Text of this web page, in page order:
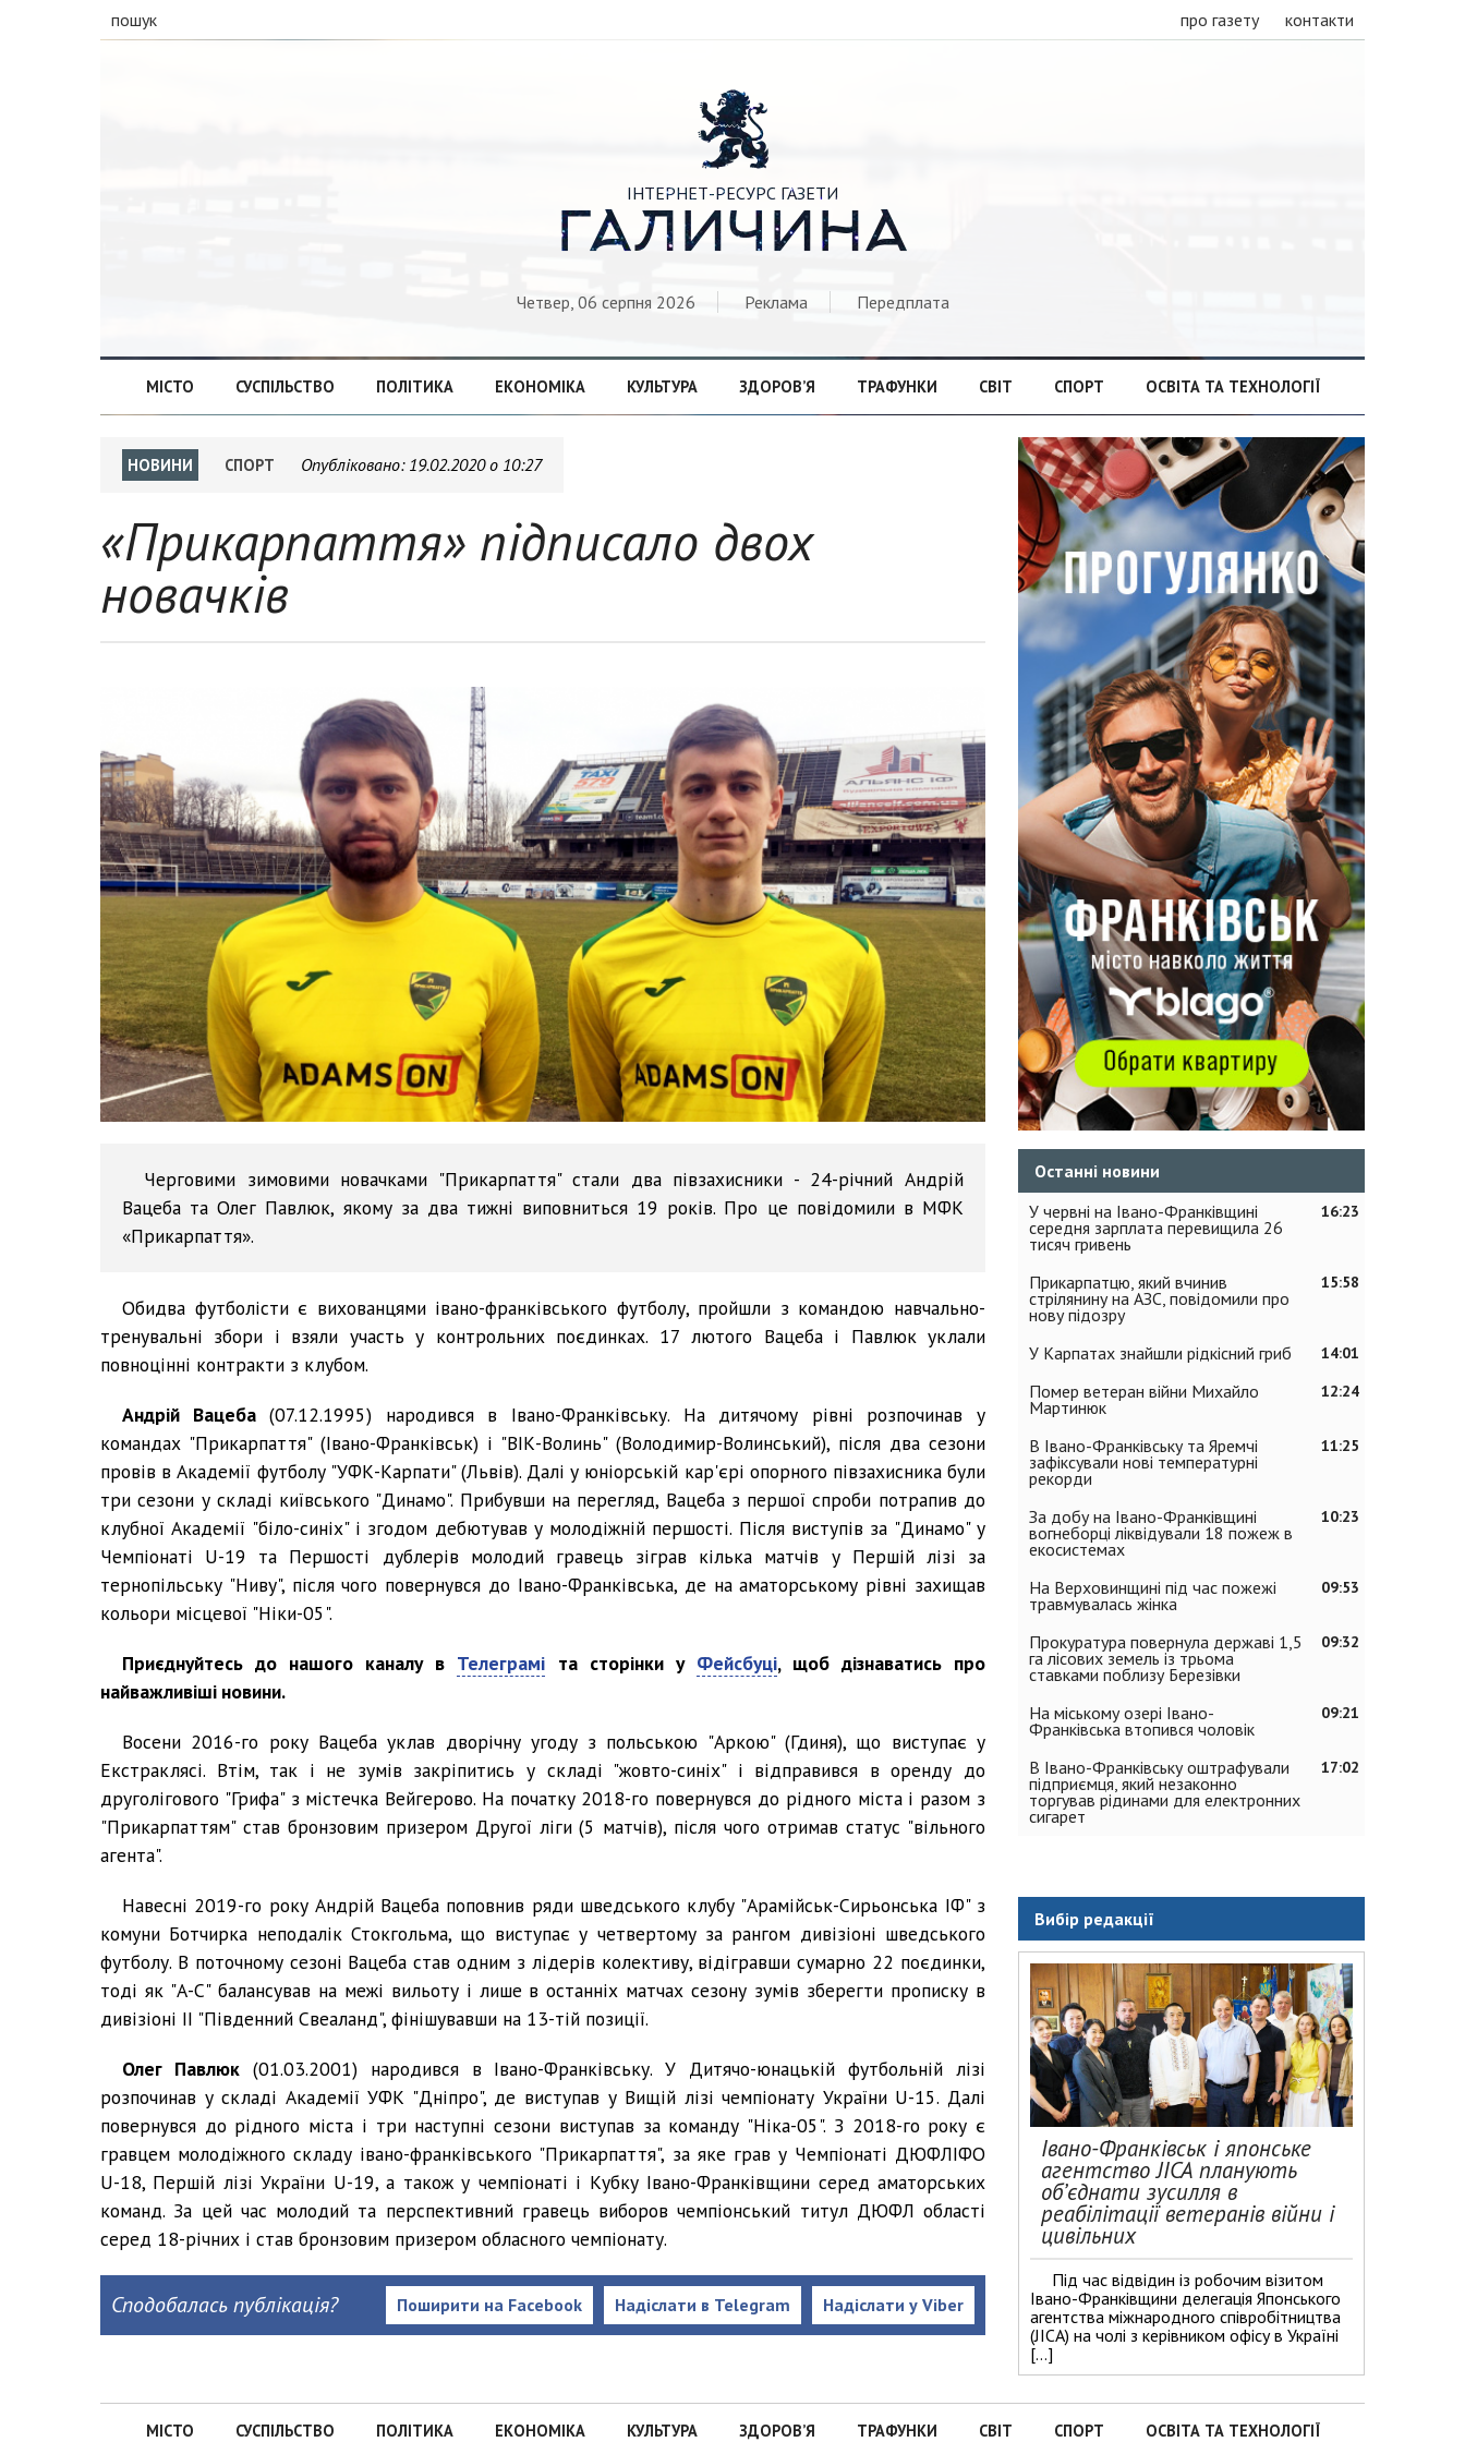
пошук про газету контакти

ІНТЕРНЕТ-РЕСУРС ГАЗЕТИ
ГАЛИЧИНА
Четвер, 06 серпня 2026 Реклама Передплата
МІСТО СУСПІЛЬСТВО ПОЛІТИКА ЕКОНОМІКА КУЛЬТУРА ЗДОРОВ’Я ТРАФУНКИ СВІТ СПОРТ ОСВІТА ТА ТЕХНОЛОГІЇ
НОВИНИ СПОРТ Опубліковано: 19.02.2020 о 10:27
«Прикарпаття» підписало двох
новачків
Черговими зимовими новачками "Прикарпаття" стали два півзахисники - 24-річний Андрій
Вацеба та Олег Павлюк, якому за два тижні виповниться 19 років. Про це повідомили в МФК
«Прикарпаття».
Обидва футболісти є вихованцями івано-франківського футболу, пройшли з командою навчально-
тренувальні збори і взяли участь у контрольних поєдинках. 17 лютого Вацеба і Павлюк уклали
повноцінні контракти з клубом.
Андрій Вацеба(07.12.1995) народився в Івано-Франківську. На дитячому рівні розпочинав у
командах "Прикарпаття" (Івано-Франківськ) і "ВІК-Волинь" (Володимир-Волинський), після два сезони
провів в Академії футболу "УФК-Карпати" (Львів). Далі у юніорській кар'єрі опорного півзахисника були
три сезони у складі київського "Динамо". Прибувши на перегляд, Вацеба з першої спроби потрапив до
клубної Академії "біло-синіх" і згодом дебютував у молодіжній першості. Після виступів за "Динамо" у
Чемпіонаті U-19 та Першості дублерів молодий гравець зіграв кілька матчів у Першій лізі за
тернопільську "Ниву", після чого повернувся до Івано-Франківська, де на аматорському рівні захищав
кольори місцевої "Ніки-05".
Приєднуйтесь до нашого каналу в Телеграмі та сторінки у Фейсбуці, щоб дізнаватись про
найважливіші новини.
Восени 2016-го року Вацеба уклав дворічну угоду з польською "Аркою" (Гдиня), що виступає у
Екстраклясі. Втім, так і не зумів закріпитись у складі "жовто-синіх" і відправився в оренду до
друголігового "Грифа" з містечка Вейгерово. На початку 2018-го повернувся до рідного міста і разом з
"Прикарпаттям" став бронзовим призером Другої ліги (5 матчів), після чого отримав статус "вільного
агента".
Навесні 2019-го року Андрій Вацеба поповнив ряди шведського клубу "Арамійськ-Сирьонська ІФ" з
комуни Ботчирка неподалік Стокгольма, що виступає у четвертому за рангом дивізіоні шведського
футболу. В поточному сезоні Вацеба став одним з лідерів колективу, відігравши сумарно 22 поєдинки,
тоді як "А-С" балансував на межі вильоту і лише в останніх матчах сезону зумів зберегти прописку в
дивізіоні ІІ "Південний Свеаланд", фінішувавши на 13-тій позиції.
Олег Павлюк(01.03.2001) народився в Івано-Франківську. У Дитячо-юнацькій футбольній лізі
розпочинав у складі Академії УФК "Дніпро", де виступав у Вищій лізі чемпіонату України U-15. Далі
повернувся до рідного міста і три наступні сезони виступав за команду "Ніка-05". З 2018-го року є
гравцем молодіжного складу івано-франківського "Прикарпаття", за яке грав у Чемпіонаті ДЮФЛІФО
U-18, Першій лізі України U-19, а також у чемпіонаті і Кубку Івано-Франківщини серед аматорських
команд. За цей час молодий та перспективний гравець виборов чемпіонський титул ДЮФЛ області
серед 18-річних і став бронзовим призером обласного чемпіонату.
Сподобалась публікація? Надіслати у Viber
Надіслати в Telegram
Поширити на Facebook
Останні новини
16:23
У червні на Івано-Франківщині
середня зарплата перевищила 26
тисяч гривень
15:58
Прикарпатцю, який вчинив
стрілянину на АЗС, повідомили про
нову підозру
14:01
У Карпатах знайшли рідкісний гриб
12:24
Помер ветеран війни Михайло
Мартинюк
11:25
В Івано-Франківську та Яремчі
зафіксували нові температурні
рекорди
10:23
За добу на Івано-Франківщині
вогнеборці ліквідували 18 пожеж в
екосистемах
09:53
На Верховинщині під час пожежі
травмувалась жінка
09:32
Прокуратура повернула державі 1,5
га лісових земель із трьома
ставками поблизу Березівки
09:21
На міському озері Івано-
Франківська втопився чоловік
17:02
В Івано-Франківську оштрафували
підприємця, який незаконно
торгував рідинами для електронних
сигарет
Вибір редакції
Івано-Франківськ і японське
агентство JICA планують
об’єднати зусилля в
реабілітації ветеранів війни і
цивільних
Під час відвідин із робочим візитом
Івано-Франківщини делегація Японського
агентства міжнародного співробітництва
(JICA) на чолі з керівником офісу в Україні
[…]
МІСТО СУСПІЛЬСТВО ПОЛІТИКА ЕКОНОМІКА КУЛЬТУРА ЗДОРОВ’Я ТРАФУНКИ СВІТ СПОРТ ОСВІТА ТА ТЕХНОЛОГІЇ